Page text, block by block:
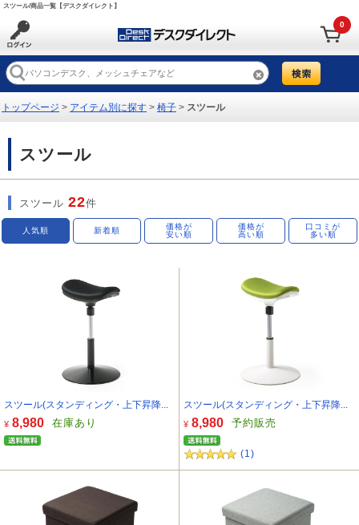
スツール/商品一覧【デスクダイレクト】
0
トップページ > アイテム別に探す > 椅子 > スツール
スツール
スツール 22件
人気順 新着順
価格が
安い順
価格が
高い順
口コミが
多い順
スツール(スタンディング・上下昇降...
¥ 8,980 在庫あり
スツール(スタンディング・上下昇降...
¥ 8,980 予約販売
(1)